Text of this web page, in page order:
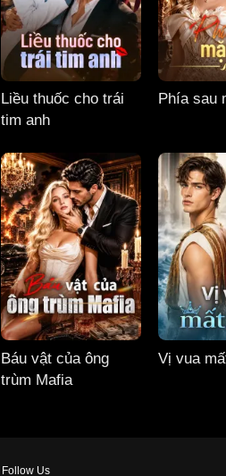
Liều thuốc cho trái
tim anh
Báu vật của ông
trùm Mafia
Phía sau
Vị vua
Follow Us